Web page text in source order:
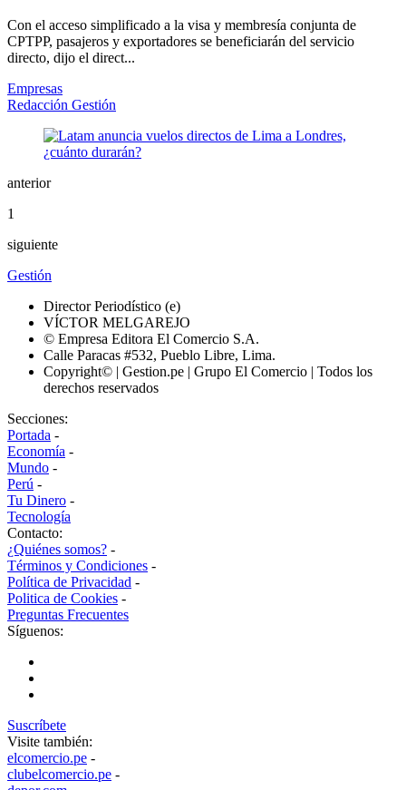
Con el acceso simplificado a la visa y membresía conjunta de
CPTPP, pasajeros y exportadores se beneficiarán del servicio
directo, dijo el direct...
Empresas
Redacción Gestión
anterior
1
siguiente
Gestión
Director Periodístico (e)
VÍCTOR MELGAREJO
© Empresa Editora El Comercio S.A.
Calle Paracas #532, Pueblo Libre, Lima.
Copyright© | Gestion.pe | Grupo El Comercio | Todos los
derechos reservados
Secciones:
Portada -
Economía -
Mundo -
Perú -
Tu Dinero -
Tecnología
Contacto:
¿Quiénes somos? -
Términos y Condiciones -
Política de Privacidad -
Politica de Cookies -
Preguntas Frecuentes
Síguenos:
Suscríbete
Visite también:
elcomercio.pe -
clubelcomercio.pe -